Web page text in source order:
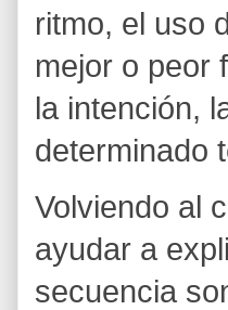
ritmo, el uso
mejor o peor
la intención,
determinado
Volviendo al
ayudar a
secuencia